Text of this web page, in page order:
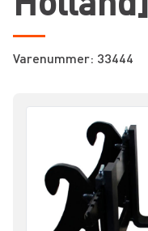
Varenummer: 33444